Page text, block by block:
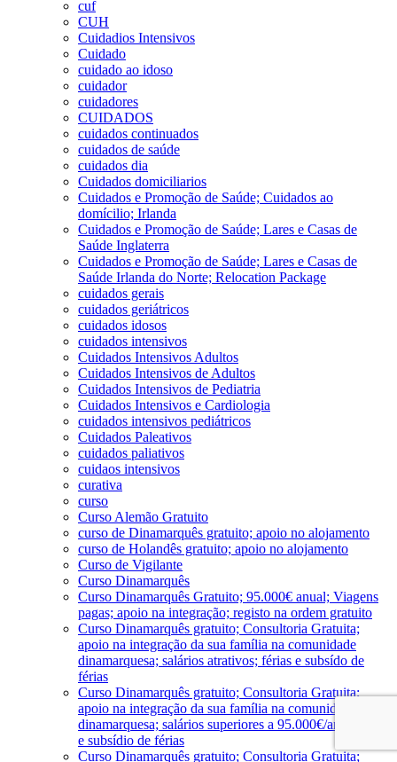
cuf
CUH
Cuidadios Intensivos
Cuidado
cuidado ao idoso
cuidador
cuidadores
CUIDADOS
cuidados continuados
cuidados de saúde
cuidados dia
Cuidados domiciliarios
Cuidados e Promoção de Saúde; Cuidados ao
domícilio; Irlanda
Cuidados e Promoção de Saúde; Lares e Casas de
Saúde Inglaterra
Cuidados e Promoção de Saúde; Lares e Casas de
Saúde Irlanda do Norte; Relocation Package
cuidados gerais
cuidados geriátricos
cuidados idosos
cuidados intensivos
Cuidados Intensivos Adultos
Cuidados Intensivos de Adultos
Cuidados Intensivos de Pediatria
Cuidados Intensivos e Cardiologia
cuidados intensivos pediátricos
Cuidados Paleativos
cuidados paliativos
cuidaos intensivos
curativa
curso
Curso Alemão Gratuito
curso de Dinamarquês gratuito; apoio no alojamento
curso de Holandês gratuito; apoio no alojamento
Curso de Vigilante
Curso Dinamarquês
Curso Dinamarquês Gratuito; 95.000€ anual; Viagens
pagas; apoio na integração; registo na ordem gratuito
Curso Dinamarquês gratuito; Consultoria Gratuita;
apoio na integração da sua família na comunidade
dinamarquesa; salários atrativos; férias e subsído de
férias
Curso Dinamarquês gratuito; Consultoria Gratuita;
apoio na integração da sua família na comunidade
dinamarquesa; salários superiores a 95.000€/ano; férias
e subsídio de férias
Curso Dinamarquês gratuito; Consultoria Gratuita;